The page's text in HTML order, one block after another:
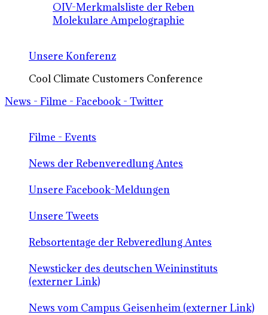
OIV-Merkmalsliste der Reben
Molekulare Ampelographie
Unsere Konferenz
Cool Climate Customers Conference
News - Filme - Facebook - Twitter
Filme - Events
News der Rebenveredlung Antes
Unsere Facebook-Meldungen
Unsere Tweets
Rebsortentage der Rebveredlung Antes
Newsticker des deutschen Weininstituts
(externer Link)
News vom Campus Geisenheim (externer Link)